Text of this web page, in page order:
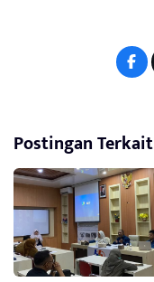
Postingan Terkait